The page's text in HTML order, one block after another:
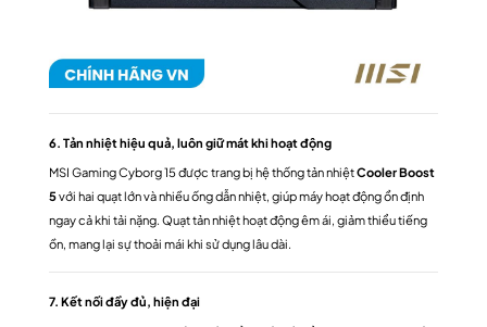
6. Tản nhiệt hiệu quả, luôn giữ mát khi hoạt động
MSI Gaming Cyborg 15 được trang bị hệ thống tản nhiệtCooler Boost
5với hai quạt lớn và nhiều ống dẫn nhiệt, giúp máy hoạt động ổn định
ngay cả khi tải nặng. Quạt tản nhiệt hoạt động êm ái, giảm thiểu tiếng
ồn, mang lại sự thoải mái khi sử dụng lâu dài.
7. Kết nối đầy đủ, hiện đại